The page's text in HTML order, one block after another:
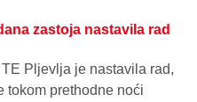
zastoja nastavila rad
Pljevlja je nastavila rad,
tokom prethodne noći